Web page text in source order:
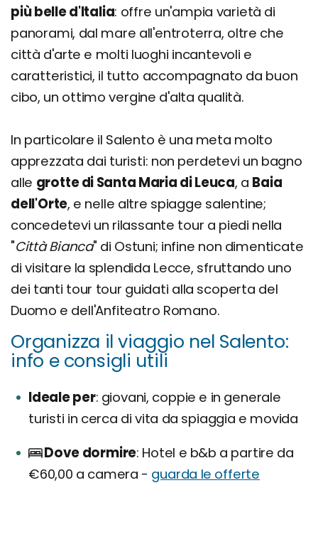
più belle d'Italia: offre un'ampia varietà di
panorami, dal mare all'entroterra, oltre che
città d'arte e molti luoghi incantevoli e
caratteristici, il tutto accompagnato da buon
cibo, un ottimo vergine d'alta qualità.
In particolare il Salento è una meta molto
apprezzata dai turisti: non perdetevi un bagno
alle grotte di Santa Maria di Leuca, a Baia
dell'Orte, e nelle altre spiagge salentine;
concedetevi un rilassante tour a piedi nella
"Città Bianca" di Ostuni; infine non dimenticate
di visitare la splendida Lecce, sfruttando uno
dei tanti tour tour guidati alla scoperta del
Duomo e dell'Anfiteatro Romano.
Organizza il viaggio nel Salento:
info e consigli utili
Ideale per giovani, coppie e in generale
turisti in cerca di vita da spiaggia e movida
Dove dormire Hotel e b&b a partire da
€60,00 a camera - guarda le offerte